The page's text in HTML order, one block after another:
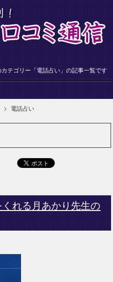
テゴリー「電話占い」の記事一覧です
電話占い
れる月あかり先生の